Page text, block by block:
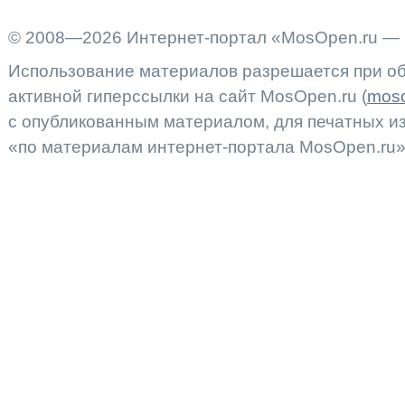
© 2008—2026 Интернет-портал «MosOpen.ru —
Использование материалов разрешается при
активной гиперссылки на сайт MosOpen.ru (
с опубликованным материалом, для печатных
«по материалам интернет-портала